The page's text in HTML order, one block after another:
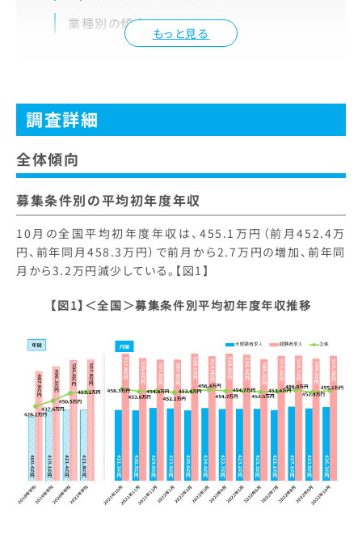
もっと見る
業種別の傾向
調査詳細
全体傾向
募集条件別の平均初年度年収
10月の全国平均初年度年収は、455.1万円（前月452.4万
円、前年同月458.3万円）で前月から2.7万円の増加、前年同
月から3.2万円減少している。【図1】
【図1】＜全国＞募集条件別平均初年度年収推移